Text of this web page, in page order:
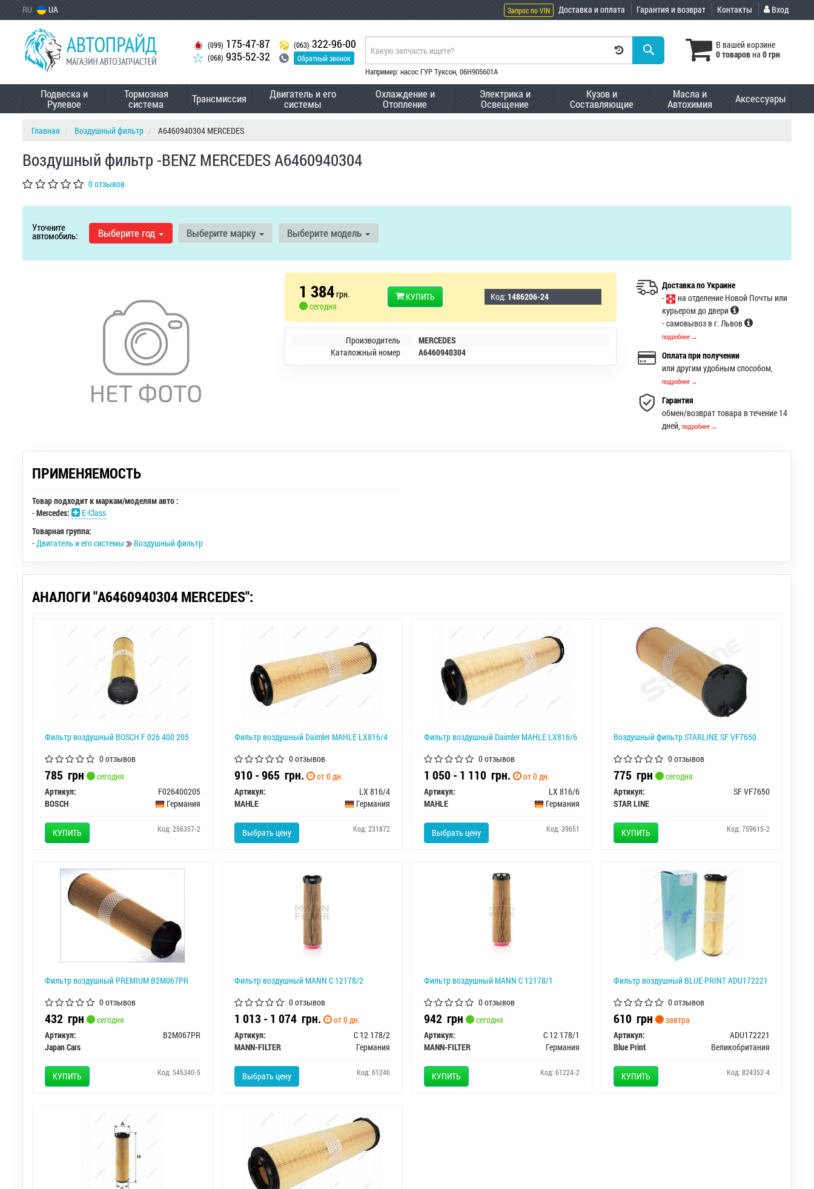
RU UA Запрос по VIN Доставка и оплата Гарантия и возврат Контакты Вход
(099) 175-47-87
(068) 935-52-32
(063) 322-96-00
Обратный звонок
В вашей корзине
0 товаровна 0 грн
Например: насос ГУР Туксон, 06H905601A
Подвеска и
Рулевое
Тормозная
система Трансмиссия Двигатель и его
системы
Охлаждение и
Отопление
Электрика и
Освещение
Кузов и
Составляющие
Масла и
Автохимия Аксессуары
Главная Воздушный фильтр A6460940304 MERCEDES
Воздушный фильтр -BENZ MERCEDES A6460940304
0 отзывов
Уточните
автомобиль: Выберите год Выберите марку Выберите модель
1 384грн.
сегодня
КУПИТЬ Код: 1486206-24
Производитель
MERCEDES
Каталожный номер
A6460940304
Доставка по Украине
-
на отделение Новой Почты или
курьером до двери
- самовывоз в г. Львов
подробнее →
Оплата при получении
или другим удобным способом,
подробнее →
Гарантия
обмен/возврат товара в течение 14
дней,подробнее →
ПРИМЕНЯЕМОСТЬ
Товар подходит к маркам/моделям авто :
-Mercedes:
E-Class
Товарная группа:
-Двигатель и его системы Воздушный фильтр
АНАЛОГИ "A6460940304 MERCEDES":
Фильтр воздушный BOSCH F 026 400 205
0 отзывов
785 грн
сегодня
Артикул:
F026400205
BOSCH
Германия
КУПИТЬ Код: 256357-2
Фильтр воздушный Daimler MAHLE LX816/4
0 отзывов
910 - 965 грн.
от 0 дн.
Артикул:
LX 816/4
MAHLE
Германия
Выбрать цену Код: 231872
Фильтр воздушный Daimler MAHLE LX816/6
0 отзывов
1 050 - 1 110 грн.
от 0 дн.
Артикул:
LX 816/6
MAHLE
Германия
Выбрать цену Код: 39651
Воздушный фильтр STARLINE SF VF7650
0 отзывов
775грн
сегодня
Артикул:
SF VF7650
STAR LINE
КУПИТЬ Код: 759615-2
Фильтр воздушный PREMIUM B2M067PR
0 отзывов
432 грн
сегодня
Артикул:
B2M067PR
Japan Cars
КУПИТЬ Код: 545340-5
Фильтр воздушный MANN C 12178/2
0 отзывов
1 013 - 1 074 грн.
от 0 дн.
Артикул:
C 12 178/2
MANN-FILTER
Германия
Выбрать цену Код: 61246
Фильтр воздушный MANN C 12178/1
0 отзывов
942 грн
сегодня
Артикул:
C 12 178/1
MANN-FILTER
Германия
КУПИТЬ Код: 61224-2
Фильтр воздушный BLUE PRINT ADU172221
0 отзывов
610грн
завтра
Артикул:
ADU172221
Blue Print
Великобритания
КУПИТЬ Код: 824352-4